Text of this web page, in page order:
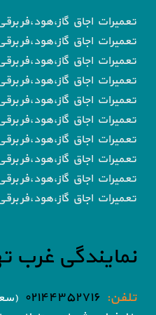
تعمیرات اجاق گاز،هود،فر
تعمیرات اجاق گاز،هود،فر
تعمیرات اجاق گاز،هود،فر
تعمیرات اجاق گاز،هود،فر
تعمیرات اجاق گاز،هود،فر برقی
تعمیرات اجاق گاز،هود،فر
تعمیرات اجاق گاز،هود،فر
تعمیرات اجاق گاز،هود،فر برقی
تعمیرات اجاق گاز،هود،فر برقی
تعمیرات اجاق گاز،هود،فر برقی
نمایندگی غرب
تلفن: ۰۲۱۴۴۳۵۲۷۱۶